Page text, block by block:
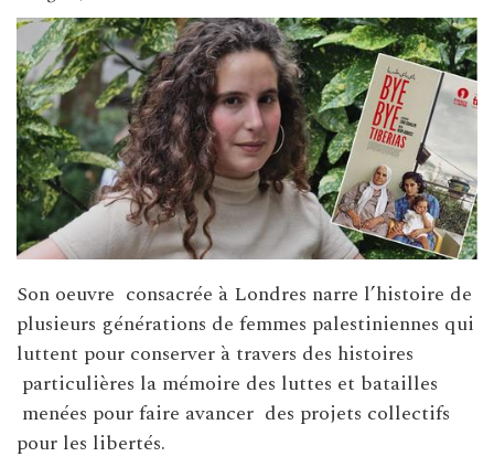
Son oeuvre consacrée à Londres narre l’histoire de
plusieurs générations de femmes palestiniennes qui
luttent pour conserver à travers des histoires
particulières la mémoire des luttes et batailles
menées pour faire avancer des projets collectifs
pour les libertés.